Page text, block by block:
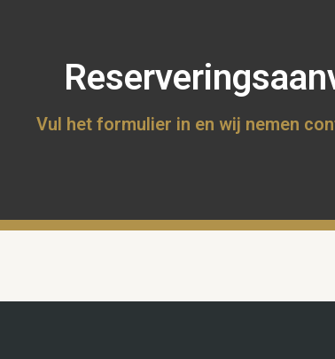
Vul het formulier in en wij nemen